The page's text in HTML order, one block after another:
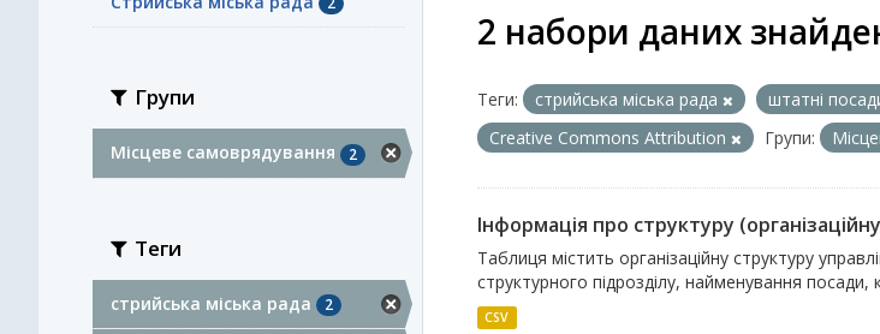
Групи
Місцеве самоврядування 2
Теги
стрийська міська рада 2
2 набори даних
Теги: стрийська міська рада штатні
Creative Commons Attribution
Групи:
Інформація про структуру
Таблиця містить організаційну структуру
структурного підрозділу, найменування посади,
CSV